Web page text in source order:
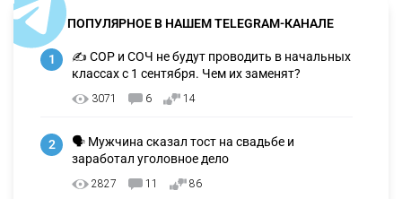
ПОПУЛЯРНОЕ В НАШЕМ TELEGRAM-КАНАЛЕ
1
✍️ СОР и СОЧ не будут проводить в начальных
классах с 1 сентября. Чем их заменят?
3071 6 14
2
🗣 Мужчина сказал тост на свадьбе и
заработал уголовное дело
2827 11 86